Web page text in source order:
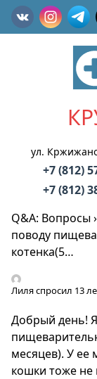
ул.
+7 (812)
+7 (812)
Q&A: Вопросы›
поводу
котенка(5…
Лиляспросил 13
Добрый день!
месяцев). У ее
кошки тоже не